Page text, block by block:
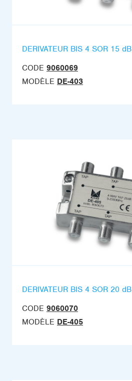
DERIVATEUR BIS 4 SOR 15 dB
CODE 9060069
MODÈLE DE-403
DERIVATEUR BIS 4 SOR 20 dB
CODE 9060070
MODÈLE DE-405